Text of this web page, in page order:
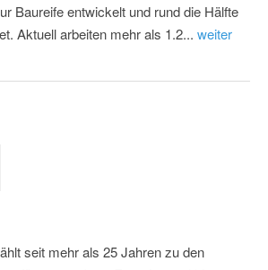
Baureife entwickelt und rund die Hälfte
Aktuell arbeiten mehr als 1.2... weiter
seit mehr als 25 Jahren zu den